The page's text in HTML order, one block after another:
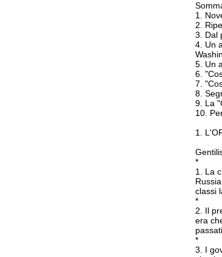
1.
2.
3. Dal
4. Un
5. Un
6.
7.
8.
9. La
10.
1.
*
1. La
classi
*
2. Il
era
*
3. I